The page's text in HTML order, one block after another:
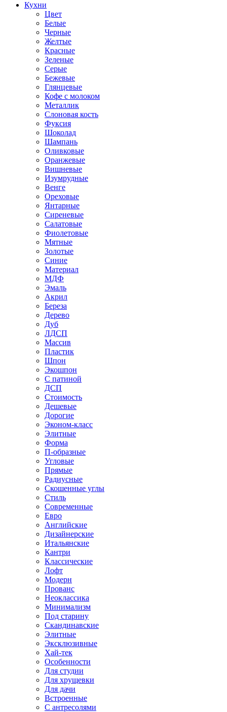
Кухни
Цвет
Белые
Черные
Желтые
Красные
Зеленые
Серые
Бежевые
Глянцевые
Кофе с молоком
Металлик
Слоновая кость
Фуксия
Шоколад
Шампань
Оливковые
Оранжевые
Вишневые
Изумрудные
Венге
Ореховые
Янтарные
Сиреневые
Салатовые
Фиолетовые
Мятные
Золотые
Синие
Материал
МДФ
Эмаль
Акрил
Береза
Дерево
Дуб
ЛДСП
Массив
Пластик
Шпон
Экошпон
С патиной
ДСП
Стоимость
Дешевые
Дорогие
Эконом-класс
Элитные
Форма
П-образные
Угловые
Прямые
Радиусные
Скошенные углы
Стиль
Современные
Евро
Английские
Дизайнерские
Итальянские
Кантри
Классические
Лофт
Модерн
Прованс
Неоклассика
Минимализм
Под старину
Скандинавские
Элитные
Эксклюзивные
Хай-тек
Особенности
Для студии
Для хрущевки
Для дачи
Встроенные
С антресолями